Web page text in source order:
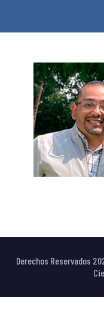
Derechos Reservados